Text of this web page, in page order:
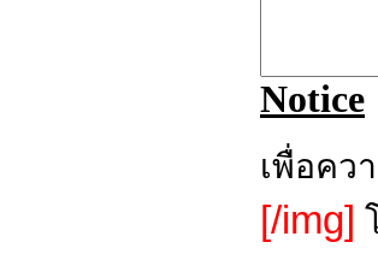
Notice
เพื่อคว
[/img]